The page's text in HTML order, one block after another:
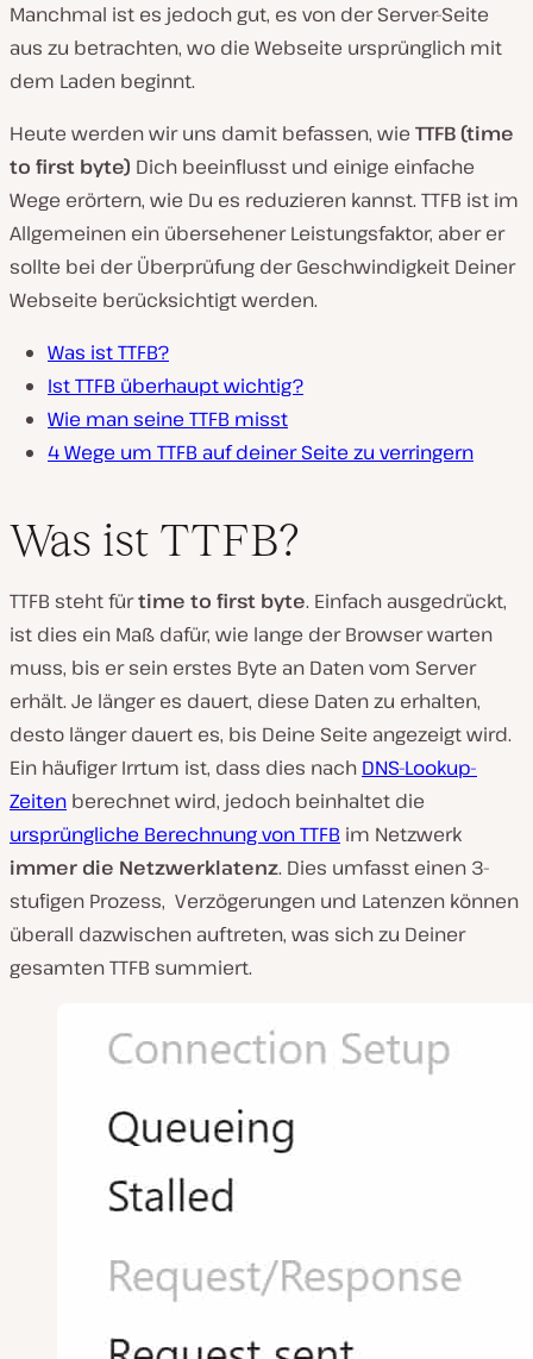
Manchmal ist es jedoch gut, es von der Server-Seite
aus zu betrachten, wo die Webseite ursprünglich mit
dem Laden beginnt.
Heute werden wir uns damit befassen, wie TTFB (time
to first byte) Dich beeinflusst und einige einfache
Wege erörtern, wie Du es reduzieren kannst. TTFB ist im
Allgemeinen ein übersehener Leistungsfaktor, aber er
sollte bei der Überprüfung der Geschwindigkeit Deiner
Webseite berücksichtigt werden.
Was ist TTFB?
Ist TTFB überhaupt wichtig?
Wie man seine TTFB misst
4 Wege um TTFB auf deiner Seite zu verringern
Was ist TTFB?
TTFB steht fürtime to first byte. Einfach ausgedrückt,
ist dies ein Maß dafür, wie lange der Browser warten
muss, bis er sein erstes Byte an Daten vom Server
erhält. Je länger es dauert, diese Daten zu erhalten,
desto länger dauert es, bis Deine Seite angezeigt wird.
Ein häufiger Irrtum ist, dass dies nach DNS-Lookup-
Zeiten berechnet wird, jedoch beinhaltet die
ursprüngliche Berechnung von TTFB im Netzwerk
immer die Netzwerklatenz. Dies umfasst einen 3-
stufigen Prozess, Verzögerungen und Latenzen können
überall dazwischen auftreten, was sich zu Deiner
gesamten TTFB summiert.